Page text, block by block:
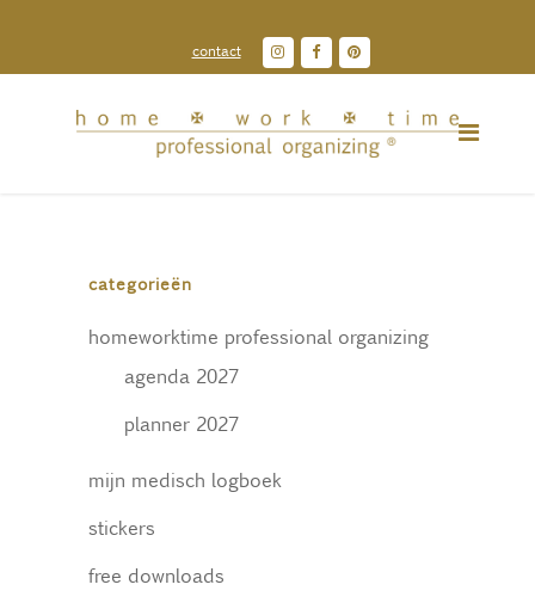
contact
categorieën
homeworktime professional organizing
agenda 2027
planner 2027
mijn medisch logboek
stickers
free downloads